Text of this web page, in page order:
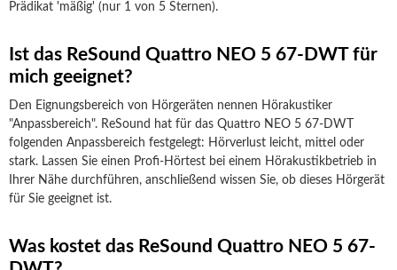
Prädikat 'mäßig' (nur 1 von 5 Sternen).
Ist das ReSound Quattro NEO 5 67-DWT für
mich geeignet?
Den Eignungsbereich von Hörgeräten nennen Hörakustiker
"Anpassbereich". ReSound hat für das Quattro NEO 5 67-DWT
folgenden Anpassbereich festgelegt: Hörverlust leicht, mittel oder
stark. Lassen Sie einen Profi-Hörtest bei einem Hörakustikbetrieb in
Ihrer Nähe durchführen, anschließend wissen Sie, ob dieses Hörgerät
für Sie geeignet ist.
Was kostet das ReSound Quattro NEO 5 67-